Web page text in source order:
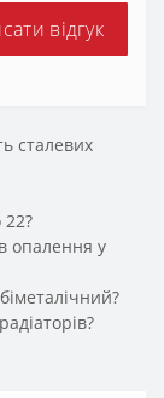
відгук
сталевих
опалення у